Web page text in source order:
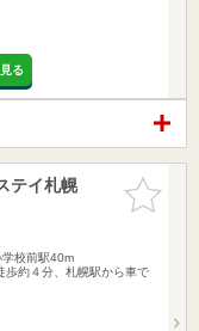
る
お気に入
りに追加
テイ札幌
学校前駅40m
歩約４分、札幌駅から車で